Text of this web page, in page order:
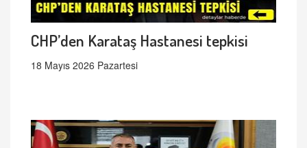
CHP’den Karataş Hastanesi tepkisi
18 Mayıs 2026 Pazartesi